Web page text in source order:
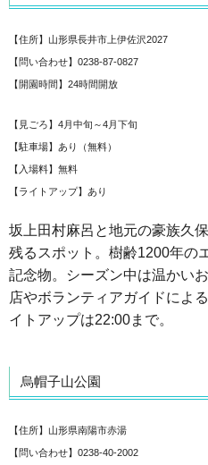
【住所】山形県長井市上伊佐沢2027
【問い合わせ】0238-87-0827
【開園時間】24時間開放
【見ごろ】4月中旬～4月下旬
【駐車場】あり（無料）
【入場料】無料
【ライトアップ】あり
坂上田村麻呂と地元の豪族久
残るスポット。樹齢1200年の
記念物。シーズン中は温かい
店やボランティアガイドによ
イトアップは22:00まで。
烏帽子山公園
【住所】山形県南陽市赤湯
【問い合わせ】0238-40-2002